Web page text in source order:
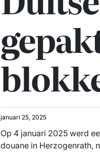
januari 25, 2025
Op 4 januari 2025 werd
douane in Herzogenrath,